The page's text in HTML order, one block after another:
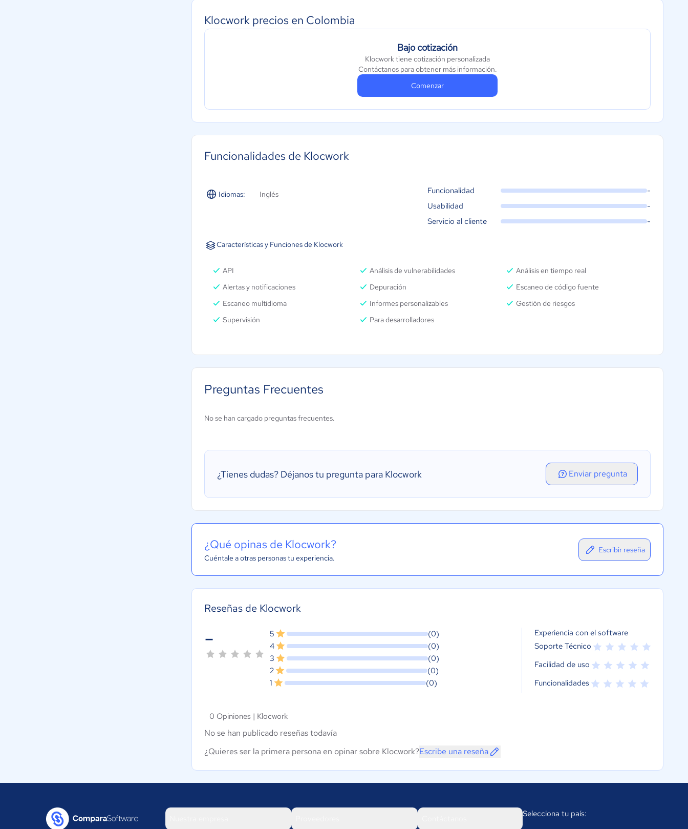
Klocwork precios en Colombia
Bajo cotización
Klocwork tiene cotización personalizada
Contáctanos para obtener más información.
Comenzar
Funcionalidades de Klocwork
Idiomas: Inglés Funcionalidad
-
Usabilidad
-
Servicio al cliente
-
Características y Funciones de Klocwork
API Análisis de vulnerabilidades
Análisis en tiempo real
Alertas y notificaciones
Depuración
Escaneo de código fuente
Escaneo multidioma
Informes personalizables
Gestión de riesgos
Supervisión
Para desarrolladores
Preguntas Frecuentes
No se han cargado preguntas frecuentes.
¿Tienes dudas? Déjanos tu pregunta para Klocwork Enviar pregunta
¿Qué opinas de Klocwork?
Cuéntale a otras personas tu experiencia.
Escribir reseña
Reseñas de Klocwork
- 5
(0)
4
(0)
3
(0)
2
(0)
1
(0)
Experiencia con el software
Soporte Técnico
Facilidad de uso
Funcionalidades
0 Opiniones | Klocwork
No se han publicado reseñas todavía
¿Quieres ser la primera persona en opinar sobre Klocwork?Escribe una reseña
Selecciona tu país: